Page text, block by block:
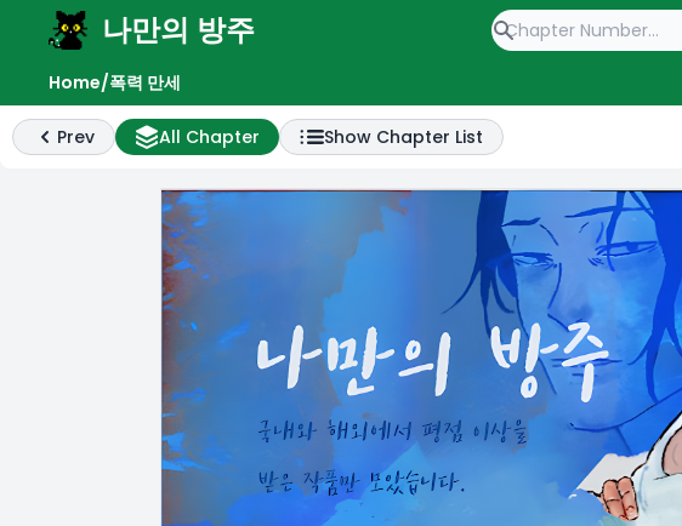
나만의 방주
Home/폭력 만세
Previous
Prev All Chapter List
All Chapter Show Chapter List
menu